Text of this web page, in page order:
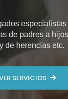
de padres a
de herencias etc.
SERVICIOS